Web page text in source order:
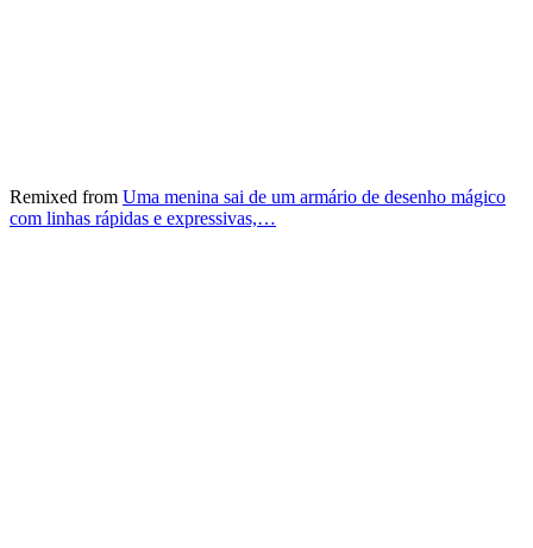
Remixed from Uma menina sai de um armário de desenho mágico
com linhas rápidas e expressivas,…